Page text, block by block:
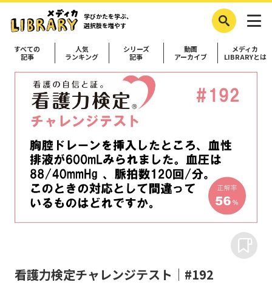
学びかたを学ぶ、
選択肢を増やす
すべての
記事
人気
ランキング
シリーズ
記事
動画
アーカイブ
メディカ
LIBRARYとは
看護力検定チャレンジテスト｜#192